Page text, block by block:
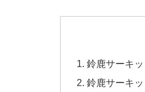
鈴鹿サーキ
鈴鹿サーキ